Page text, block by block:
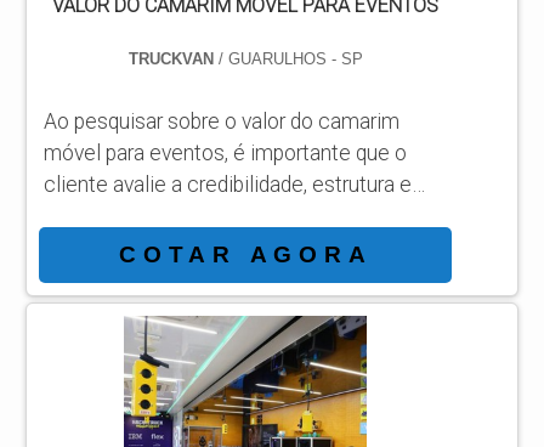
VALOR DO CAMARIM MÓVEL PARA EVENTOS
TRUCKVAN / GUARULHOS - SP
Ao pesquisar sobre o valor do camarim
móvel para eventos, é importante que o
cliente avalie a credibilidade, estrutura e
mercado, a Truckvan desenvolve há mais
de 20 anos soluções sobre rodas
inovadoras, atendendo com eficiência o
dinâmico mercado de eventos e show
business.Visando proporcionar mais
comodidade e economia para equipes de
produção e artistas, as estruturas podem
COTAR AGORA